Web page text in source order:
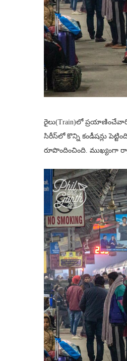
రైలు(Train)లో
సిరీస్‌లో కొన్ని కండీషన్లు
రూపొందించింది. ముఖ్యంగా